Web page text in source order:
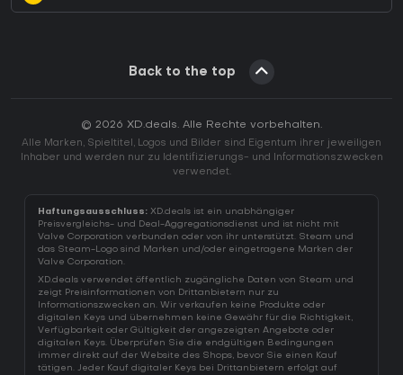
Back to the top
© 2026 XD.deals. Alle Rechte vorbehalten.
Alle Marken, Spieltitel, Logos und Bilder sind Eigentum ihrer jeweiligen
Inhaber und werden nur zu Identifizierungs- und Informationszwecken
verwendet.
Haftungsausschluss: XD.deals ist ein unabhängiger
Preisvergleichs- und Deal-Aggregationsdienst und ist nicht mit
Valve Corporation verbunden oder von ihr unterstützt. Steam und
das Steam-Logo sind Marken und/oder eingetragene Marken der
Valve Corporation.
XD.deals verwendet öffentlich zugängliche Daten von Steam und
zeigt Preisinformationen von Drittanbietern nur zu
Informationszwecken an. Wir verkaufen keine Produkte oder
digitalen Keys und übernehmen keine Gewähr für die Richtigkeit,
Verfügbarkeit oder Gültigkeit der angezeigten Angebote oder
digitalen Keys. Überprüfen Sie die endgültigen Bedingungen
immer direkt auf der Website des Shops, bevor Sie einen Kauf
tätigen. Jeder Kauf digitaler Keys bei Drittanbietern erfolgt auf